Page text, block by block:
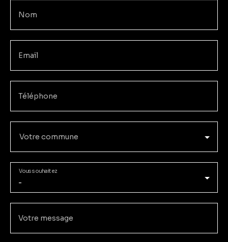
Nom
Email
Téléphone
Votre commune
-
Vous souhaitez
Votre message